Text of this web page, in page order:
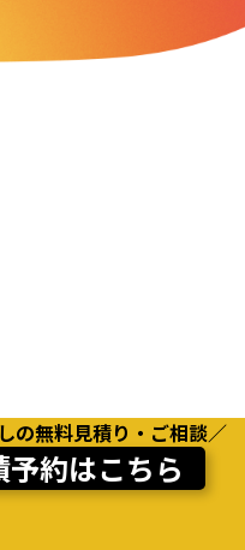
の無料見積り・ご相談／
予約はこちら